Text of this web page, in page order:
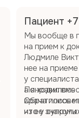
Пациент
Мы вообще в
на прием к
Людмиле
нее на
у
а я ходил
врача
из ее
Понравилось
Обратились
что у